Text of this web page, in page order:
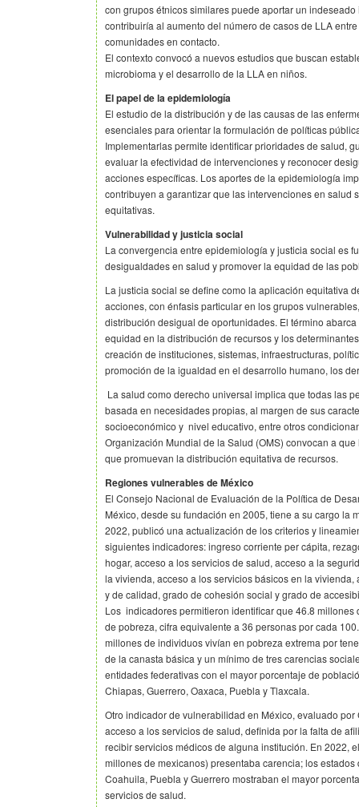
con grupos étnicos similares puede aportar un
contribuiría al aumento del número de casos de LLA
comunidades en contacto.
El contexto convocó a nuevos estudios que buscan
microbioma y el desarrollo de la LLA en niños.
El papel de la epidemiología
El estudio de la distribución y de las causas de las
esenciales para orientar la formulación de políticas
Implementarlas permite identificar prioridades de salud,
evaluar la efectividad de intervenciones y reconocer
acciones específicas. Los aportes de la epidemiología
contribuyen a garantizar que las intervenciones en salud
equitativas.
Vulnerabilidad y justicia social
La convergencia entre epidemiología y justicia social es
desigualdades en salud y promover la equidad de las
La justicia social se define como la aplicación equitativa
acciones, con énfasis particular en los grupos
distribución desigual de oportunidades. El término
equidad en la distribución de recursos y los
creación de instituciones, sistemas, infraestructuras,
promoción de la igualdad en el desarrollo humano, los
La salud como derecho universal implica que todas las
basada en necesidades propias, al margen de sus
socioeconómico y nivel educativo, entre otros
Organización Mundial de la Salud (OMS) convocan a
que promuevan la distribución equitativa de recursos.
Regiones vulnerables de México
El Consejo Nacional de Evaluación de la Política de
México, desde su fundación en 2005, tiene a su cargo la
2022, publicó una actualización de los criterios y
siguientes indicadores: ingreso corriente per cápita,
hogar, acceso a los servicios de salud, acceso a la
la vivienda, acceso a los servicios básicos en la
y de calidad, grado de cohesión social y grado de
Los indicadores permitieron identificar que 46.8 millones
de pobreza, cifra equivalente a 36 personas por cada
millones de individuos vivían en pobreza extrema por
de la canasta básica y un mínimo de tres carencias
entidades federativas con el mayor porcentaje de
Chiapas, Guerrero, Oaxaca, Puebla y Tlaxcala.
Otro indicador de vulnerabilidad en México, evaluado por
acceso a los servicios de salud, definida por la falta de
recibir servicios médicos de alguna institución. En 2022,
millones de mexicanos) presentaba carencia; los estados
Coahuila, Puebla y Guerrero mostraban el mayor
servicios de salud.